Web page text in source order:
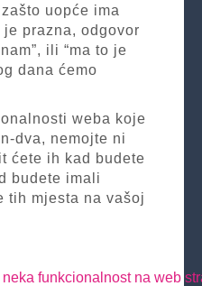
uopće ima
prazna, odgovor
ili “ma to je
dana ćemo
weba koje
dva, nemojte ni
ćete ih kad budete
budete imali
tih mjesta na vašoj